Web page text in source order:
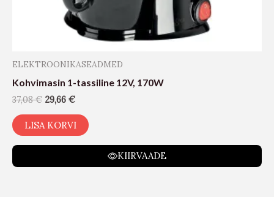
ELEKTROONIKASEADMED
Kohvimasin 1-tassiline 12V, 170W
37,08€ 29,66 €
LISA KORVI
KIIRVAADE